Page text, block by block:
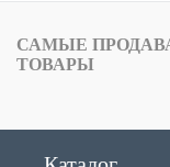
САМЫЕ
ТОВАРЫ